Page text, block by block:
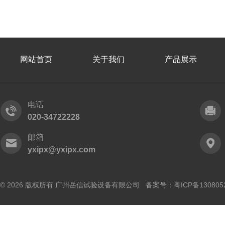
网站首页 关于我们 产品展示
电话
020-34722228
邮箱
yxipx@yxipx.com
© 2026 版权所有 广州岳信试验设备有限公司 备案号： 粤ICP备